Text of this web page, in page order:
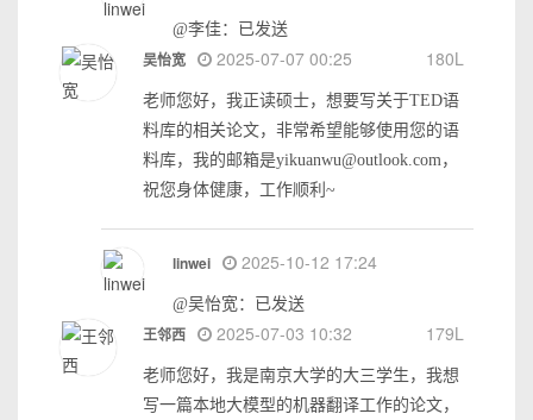
@李佳：已发送
吴怡宽 2025-07-07 00:25 180L
老师您好，我正读硕士，想要写关于TED语
料库的相关论文，非常希望能够使用您的语
料库，我的邮箱是yikuanwu@outlook.com，
祝您身体健康，工作顺利~
linwei 2025-10-12 17:24
@吴怡宽：已发送
王邻西 2025-07-03 10:32 179L
老师您好，我是南京大学的大三学生，我想
写一篇本地大模型的机器翻译工作的论文，